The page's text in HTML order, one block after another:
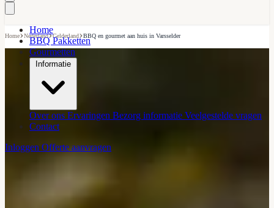
Home
BBQ Pakketten
Gourmetten
Informatie
Over ons Ervaringen Bezorg informatie Veelgestelde vragen
Contact
Inloggen Offerte aanvragen
Home›Nederland›Gelderland›BBQ en gourmet aan huis in Varsselder